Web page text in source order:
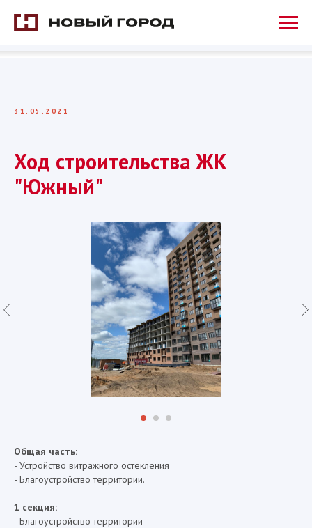
31.05.2021
Ход строительства ЖК
"Южный"
Общая часть:
- Устройство витражного остекления
- Благоустройство территории.
1 секция:
- Благоустройство территории